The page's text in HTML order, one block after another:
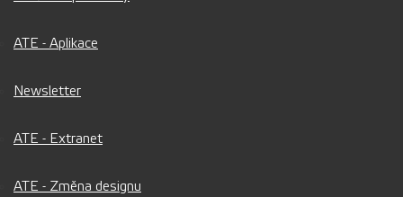
ATE - Aplikace
Newsletter
ATE - Extranet
ATE - Změna designu